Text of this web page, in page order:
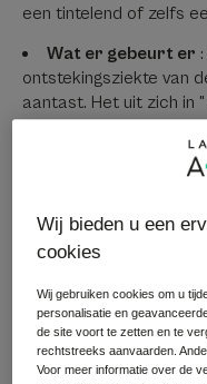
een tintelend of zelfs
Wat er gebeurt er
ontstekingsziekte van
aantast. Het uit zich in
episoden van
midden van het gelaat
couperose is te wijten
doorlaatbaar en
immuunsysteem
resulteert in roodheid
Waar komt het
Wij bieden u een
cookies
Wij gebruiken cookies om u
personalisatie en
de site voort te zetten en te
rechtstreeks aanvaarden.
Voor meer informatie over de